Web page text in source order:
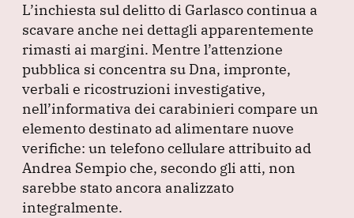
c
e
b
o
o
k
k
e
dI
n
at
s
A
p
p
e
gr
a
m
ai
l
L’inchiesta sul delitto di Garlasco continua a
scavare anche nei dettagli apparentemente
rimasti ai margini. Mentre l’attenzione
pubblica si concentra su Dna, impronte,
verbali e ricostruzioni investigative,
nell’informativa dei carabinieri compare un
elemento destinato ad alimentare nuove
verifiche: un telefono cellulare attribuito ad
Andrea Sempio che, secondo gli atti, non
sarebbe stato ancora analizzato
integralmente.